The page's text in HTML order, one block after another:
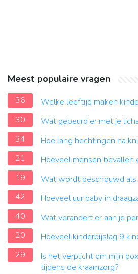
Meest populaire vragen
36
Welke leeftijd maken
30
Wat gebeurd er met je
34
Hoe lang hechtingen na
21
Hoeveel mensen bevallen
19
Wat wordt beschouwd
42
Hoeveel uur baby in
40
Wat verandert er aan je
20
Hoeveel kinderbijslag 9
29
Is het verplicht om mijn
tijdens de kraamzorg?